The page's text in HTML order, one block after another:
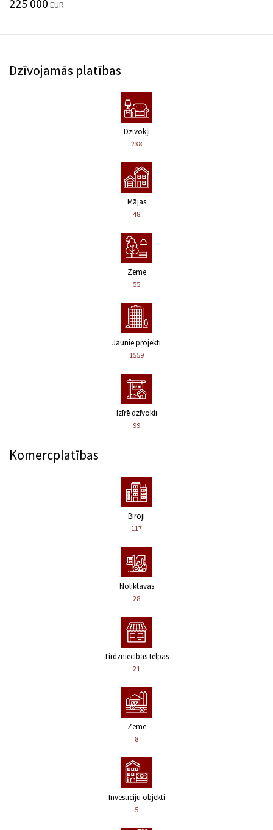
225 000 EUR
Dzīvojamās platības
Dzīvokļi
238
Mājas
48
Zeme
55
Jaunie projekti
1559
Izīrē dzīvokli
99
Komercplatības
Biroji
117
Noliktavas
28
Tirdzniecības telpas
21
Zeme
8
Investīciju objekti
5